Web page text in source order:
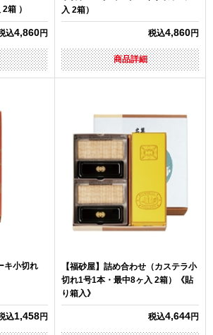
箱 ）
込4,860円
入 2箱）
税込4,860円
商品詳細
キ小切れ
込1,458円
【福砂屋】詰め合わせ（カステラ小
切れ1号1本・最中8ヶ入 2箱）《貼
り箱入》
税込4,644円